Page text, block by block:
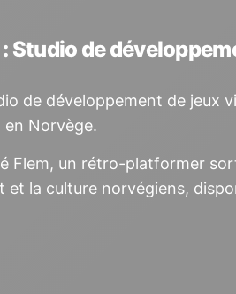
Studio de
de développement de jeux
en Norvège.
Flem, un rétro-platformer
et la culture norvégiens,